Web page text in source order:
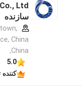
سازنده
China
,China
5.0
کننده